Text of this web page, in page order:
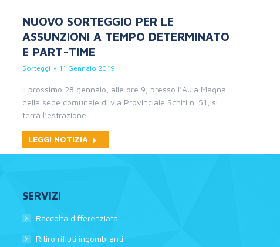
NUOVO SORTEGGIO PER LE
ASSUNZIONI A TEMPO DETERMINATO
E PART-TIME
Sorteggi 11 Gennaio 2019
Il prossimo 28 gennaio, alle ore 9, presso l’Aula Magna
della sede comunale di via Provinciale Schiti n. 51, si
terrà l’estrazione…
LEGGI NOTIZIA
SERVIZI
Raccolta differenziata
Ritiro rifiuti ingombranti